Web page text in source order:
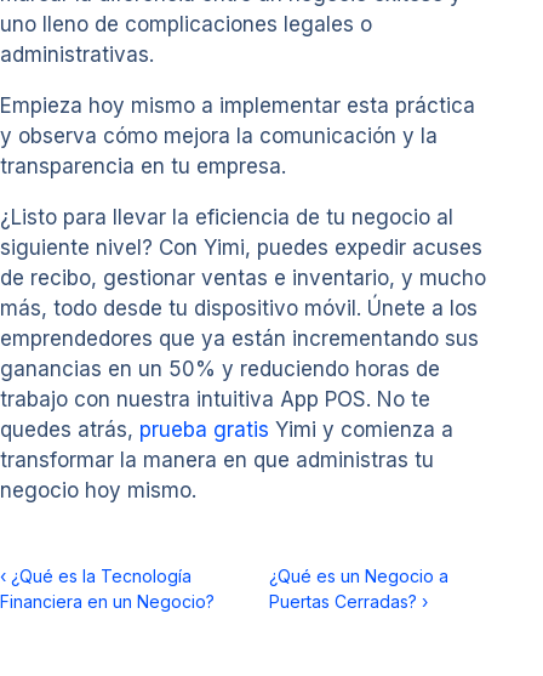
uno lleno de complicaciones legales o
administrativas.
Empieza hoy mismo a implementar esta práctica
y observa cómo mejora la comunicación y la
transparencia en tu empresa.
¿Listo para llevar la eficiencia de tu negocio al
siguiente nivel? Con Yimi, puedes expedir acuses
de recibo, gestionar ventas e inventario, y mucho
más, todo desde tu dispositivo móvil. Únete a los
emprendedores que ya están incrementando sus
ganancias en un 50% y reduciendo horas de
trabajo con nuestra intuitiva App POS. No te
quedes atrás, prueba gratis Yimi y comienza a
transformar la manera en que administras tu
negocio hoy mismo.
‹ ¿Qué es la Tecnología
Financiera en un Negocio?
¿Qué es un Negocio a
Puertas Cerradas? ›